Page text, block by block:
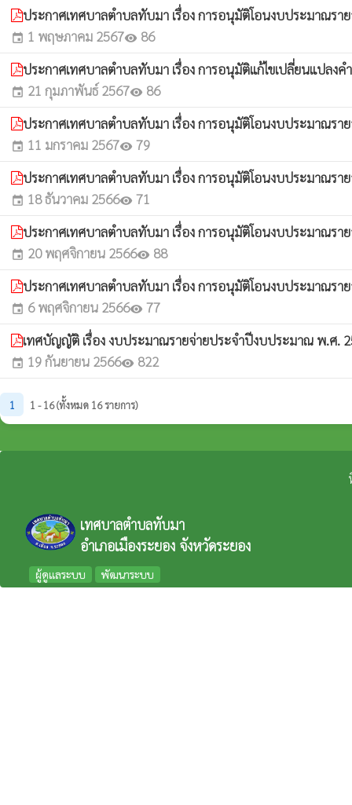
ประกาศเทศบาลตำบลทับมา เรื่อง การอนุมัติโอนงบประมาณร
event 1 พฤษภาคม 2567visibility 86
ประกาศเทศบาลตำบลทับมา เรื่อง การอนุมัติแก้ไขเปลี่ยนแปล
event 21 กุมภาพันธ์ 2567visibility 86
ประกาศเทศบาลตำบลทับมา เรื่อง การอนุมัติโอนงบประมาณร
event 11 มกราคม 2567visibility 79
ประกาศเทศบาลตำบลทับมา เรื่อง การอนุมัติโอนงบประมาณร
event 18 ธันวาคม 2566visibility 71
ประกาศเทศบาลตำบลทับมา เรื่อง การอนุมัติโอนงบประมาณร
event 20 พฤศจิกายน 2566visibility 88
ประกาศเทศบาลตำบลทับมา เรื่อง การอนุมัติโอนงบประมาณร
event 6 พฤศจิกายน 2566visibility 77
เทศบัญญัติ เรื่อง งบประมาณรายจ่ายประจำปีงบประมาณ พ.ศ.
event 19 กันยายน 2566visibility 822
1 1 - 16 (ทั้งหมด 16 รายการ)
เทศบาลตำบลทับมา
อำเภอเมืองระยอง จังหวัดระยอง
ผู้ดูแลระบบ พัฒนาระบบ